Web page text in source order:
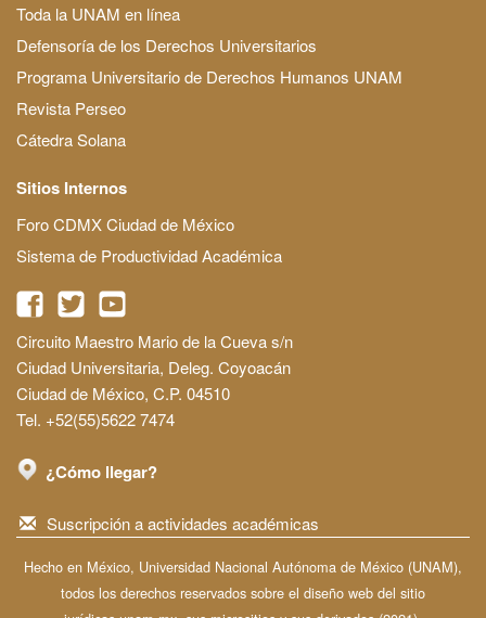
Toda la UNAM en línea
Defensoría de los Derechos Universitarios
Programa Universitario de Derechos Humanos UNAM
Revista Perseo
Cátedra Solana
Sitios Internos
Foro CDMX Ciudad de México
Sistema de Productividad Académica
Circuito Maestro Mario de la Cueva s/n
Ciudad Universitaria, Deleg. Coyoacán
Ciudad de México, C.P. 04510
Tel. +52(55)5622 7474
¿Cómo llegar?
Suscripción a actividades académicas
Hecho en México, Universidad Nacional Autónoma de México (UNAM),
todos los derechos reservados sobre el diseño web del sitio